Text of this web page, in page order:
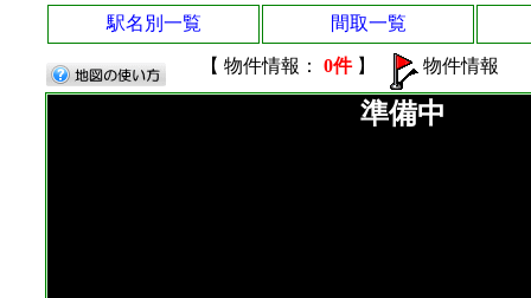
駅名別一覧 間取一覧
【 物件情報： 0件】 物件情報
準備中